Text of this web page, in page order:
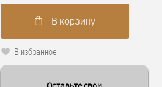
В корзину
В избранное